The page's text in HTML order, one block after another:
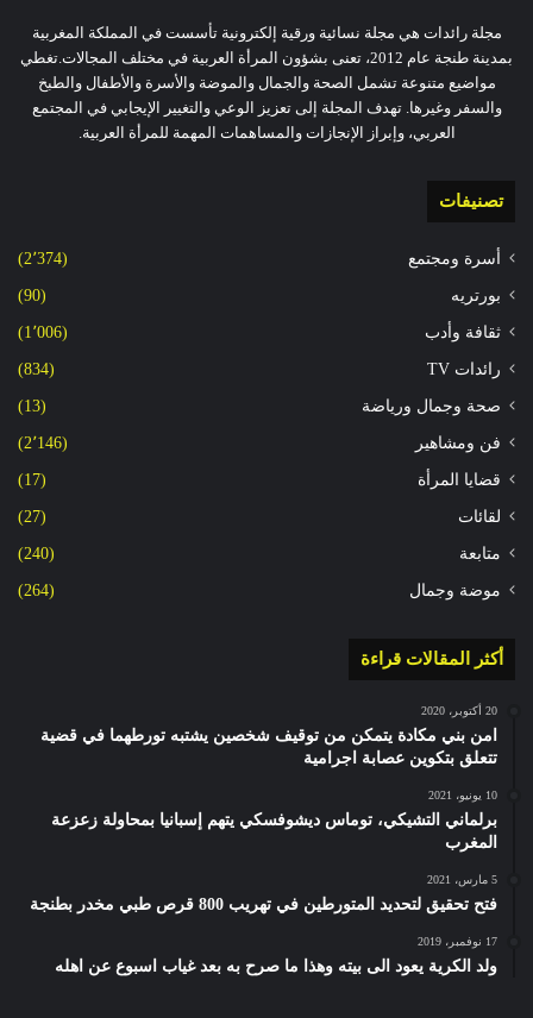
مجلة رائدات هي مجلة نسائية ورقية إلكترونية تأسست في المملكة المغربية
بمدينة طنجة عام 2012، تعنى بشؤون المرأة العربية في مختلف المجالات.تغطي
مواضيع متنوعة تشمل الصحة والجمال والموضة والأسرة والأطفال والطبخ
والسفر وغيرها. تهدف المجلة إلى تعزيز الوعي والتغيير الإيجابي في المجتمع
العربي، وإبراز الإنجازات والمساهمات المهمة للمرأة العربية.
تصنيفات
أسرة ومجتمع (2٬374)
بورتريه (90)
ثقافة وأدب (1٬006)
رائدات TV (834)
صحة وجمال ورياضة (13)
فن ومشاهير (2٬146)
قضايا المرأة (17)
لقائات (27)
متابعة (240)
موضة وجمال (264)
أكثر المقالات قراءة
20 أكتوبر، 2020
امن بني مكادة يتمكن من توقيف شخصين يشتبه تورطهما في قضية
تتعلق بتكوين عصابة اجرامية
10 يونيو، 2021
برلماني التشيكي، توماس ديشوفسكي يتهم إسبانيا بمحاولة زعزعة
المغرب
5 مارس، 2021
فتح تحقيق لتحديد المتورطين في تهريب 800 قرص طبي مخدر بطنجة
17 نوفمبر، 2019
ولد الكرية يعود الى بيته وهذا ما صرح به بعد غياب اسبوع عن اهله